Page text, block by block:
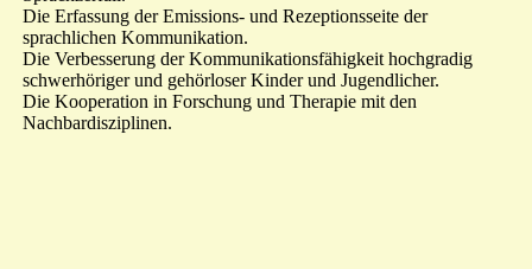
Die Erfassung der Emissions- und Rezeptionsseite der
sprachlichen Kommunikation.
Die Verbesserung der Kommunikationsfähigkeit hochgradig
schwerhöriger und gehörloser Kinder und Jugendlicher.
Die Kooperation in Forschung und Therapie mit den
Nachbardisziplinen.